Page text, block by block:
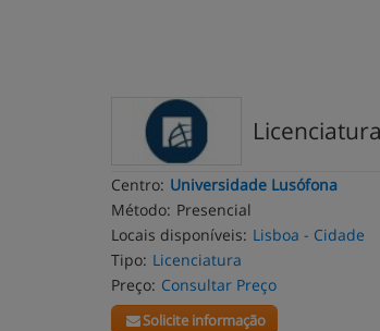
Centro: Universidade Lusófona
Método: Presencial
Locais disponíveis: Lisboa - Cidade
Tipo: Licenciatura
Preço: Consultar Preço
Solicite informação